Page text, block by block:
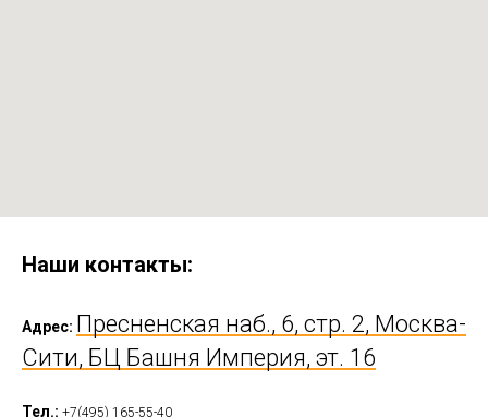
Наши контакты:
Адрес: Пресненская наб., 6, стр. 2, Москва-
Сити, БЦ Башня Империя, эт. 16
Тел.: +7(495) 165-55-40